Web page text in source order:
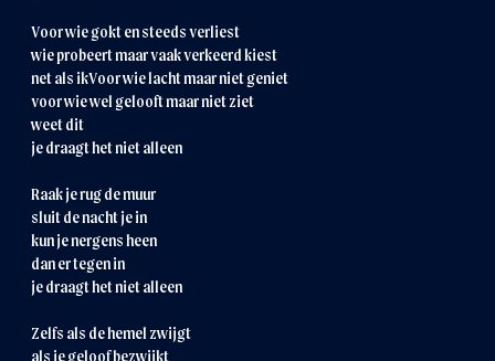
Voor wie gokt en steeds verliest
wie probeert maar vaak verkeerd kiest
net als ikVoor wie lacht maar niet geniet
voor wie wel gelooft maar niet ziet
weet dit
je draagt het niet alleen
Raak je rug de muur
sluit de nacht je in
kun je nergens heen
dan er tegen in
je draagt het niet alleen
Zelfs als de hemel zwijgt